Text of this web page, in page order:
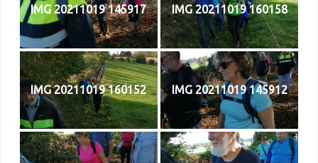
IMG 20211019 145917 IMG 20211019 160158
IMG 20211019 160152 IMG 20211019 145912